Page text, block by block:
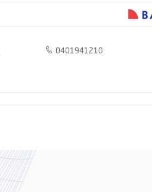
0401941210